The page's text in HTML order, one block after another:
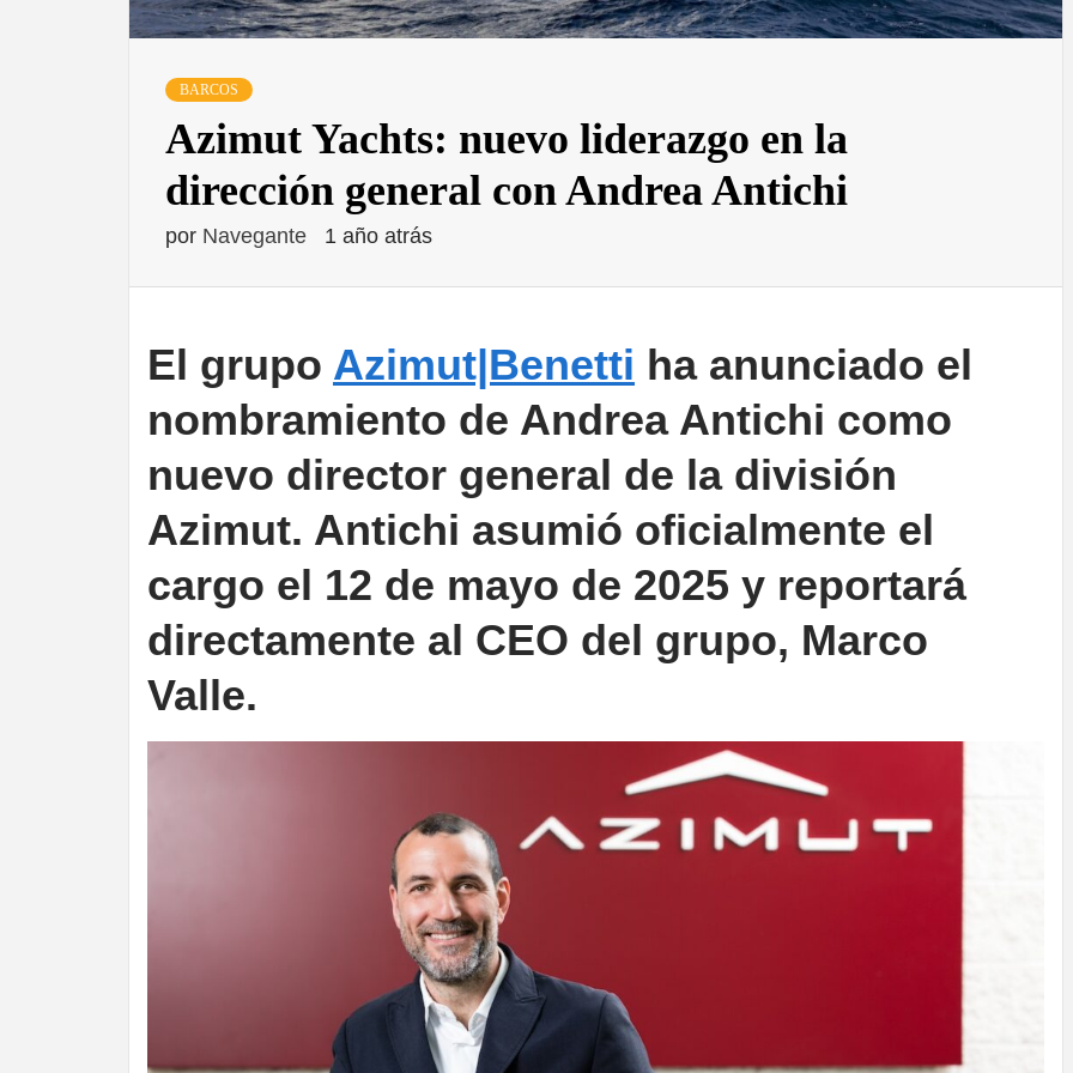
BARCOS
Azimut Yachts: nuevo liderazgo en la
dirección general con Andrea Antichi
por Navegante 1 año atrás
El grupo Azimut|Benetti ha anunciado el
nombramiento de Andrea Antichi como
nuevo director general de la división
Azimut. Antichi asumió oficialmente el
cargo el 12 de mayo de 2025 y reportará
directamente al CEO del grupo, Marco
Valle.